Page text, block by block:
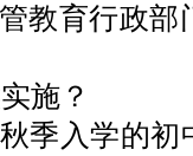
教育行政
施？
季入学的